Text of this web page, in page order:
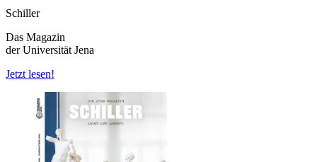
Schiller
Das Magazin
der Universität Jena
Jetzt lesen!